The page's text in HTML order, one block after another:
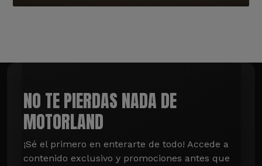
NO TE PIERDAS NADA DE
MOTORLAND
¡Sé el primero en enterarte de todo! Accede a
contenido exclusivo y promociones antes que